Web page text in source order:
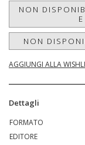
NON
NON
AGGIUNGI ALLA
Dettagli
FORMATO
EDITORE